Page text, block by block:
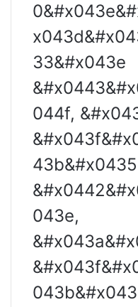
33&#x043e
044f,
43b&#x0435
043e,